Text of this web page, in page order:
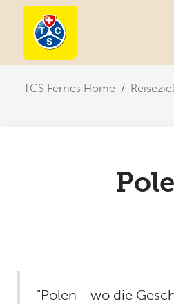
TCS Ferries Home
"Polen - wo die